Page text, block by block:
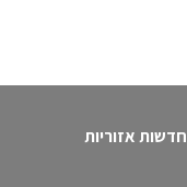
חדשות אזוריות